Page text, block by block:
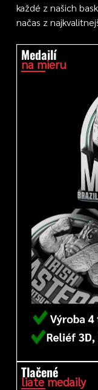
každé z našich
načas z
Medailí
na mieru
Tlačené
liate medaily